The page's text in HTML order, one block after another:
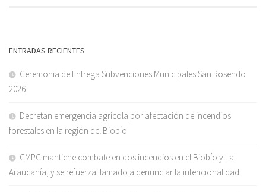
ENTRADAS RECIENTES
Ceremonia de Entrega Subvenciones Municipales San Rosendo
2026
Decretan emergencia agrícola por afectación de incendios
forestales en la región del Biobío
CMPC mantiene combate en dos incendios en el Biobío y La
Araucanía, y se refuerza llamado a denunciar la intencionalidad